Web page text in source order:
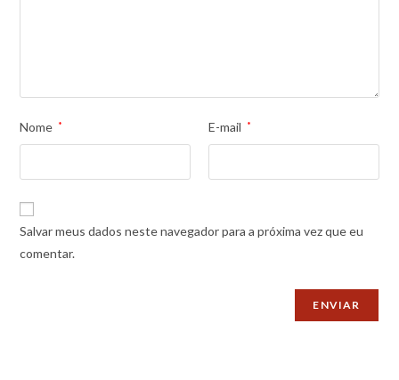
Nome * E-mail *
Salvar meus dados neste navegador para a próxima vez que eu
comentar.